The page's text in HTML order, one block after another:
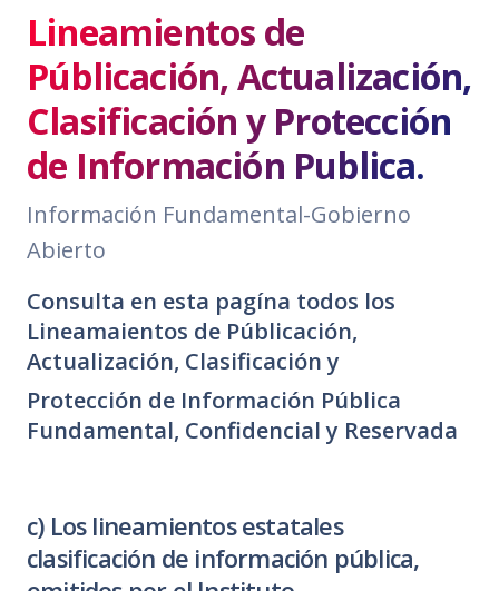
Lineamientos de
Públicación, Actualización,
Clasificación y Protección
de Información Publica.
Información Fundamental-Gobierno
Abierto
Consulta en esta pagína todos los
Lineamaientos de Públicación,
Actualización, Clasificación y
Protección de Información Pública
Fundamental, Confidencial y Reservada
c) Los lineamientos estatales
clasificación de información pública,